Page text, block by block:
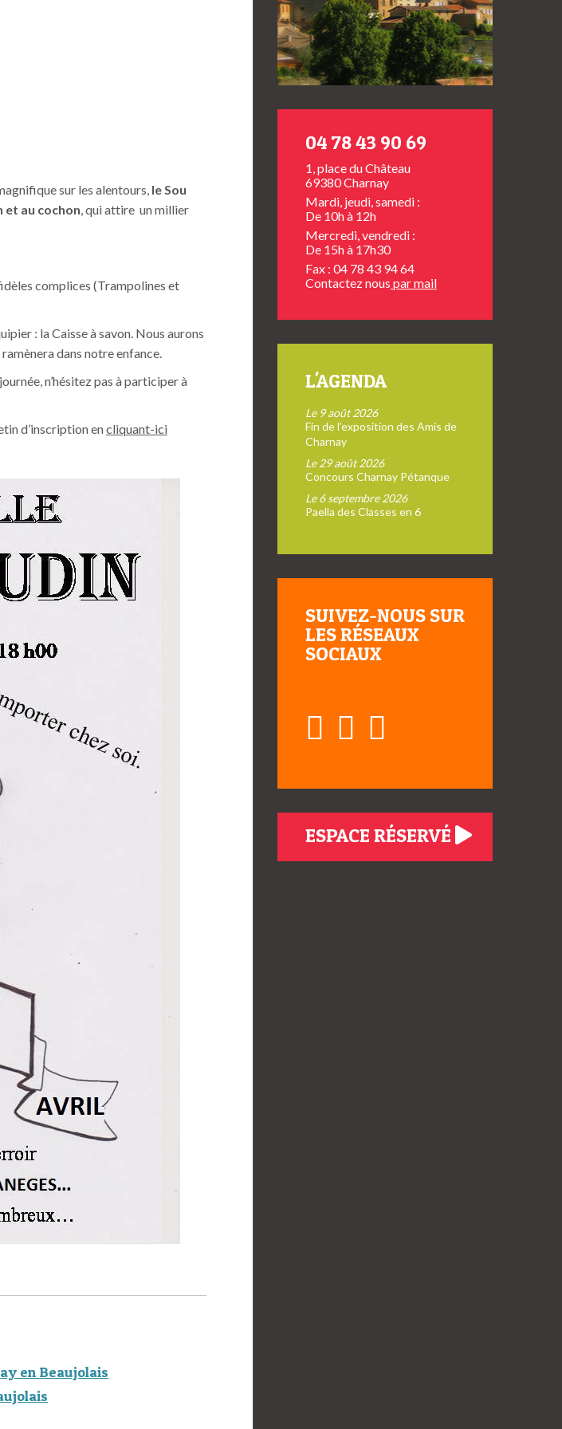
sur les alentours, leSou
et au cochon, qui attire un millier
complices (Trampolines et
: la Caisse à savon. Nous aurons
dans notre enfance.
n’hésitez pas à participer à
d’inscription encliquant-ici
en Beaujolais
04 78 43 90 69
1, place du Château
69380 Charnay
Mardi, jeudi, samedi :
De 10h à 12h
Mercredi, vendredi :
De 15h à 17h30
Fax : 04 78 43 94 64
Contactez nous par mail
L'AGENDA
Le 9 août 2026
Fin de l’exposition des Amis de
Charnay
Le 29 août 2026
Concours Charnay Pétanque
Le 6 septembre 2026
Paella des Classes en 6
SUIVEZ-NOUS SUR
LES RÉSEAUX
SOCIAUX
ESPACE RÉSERVÉ